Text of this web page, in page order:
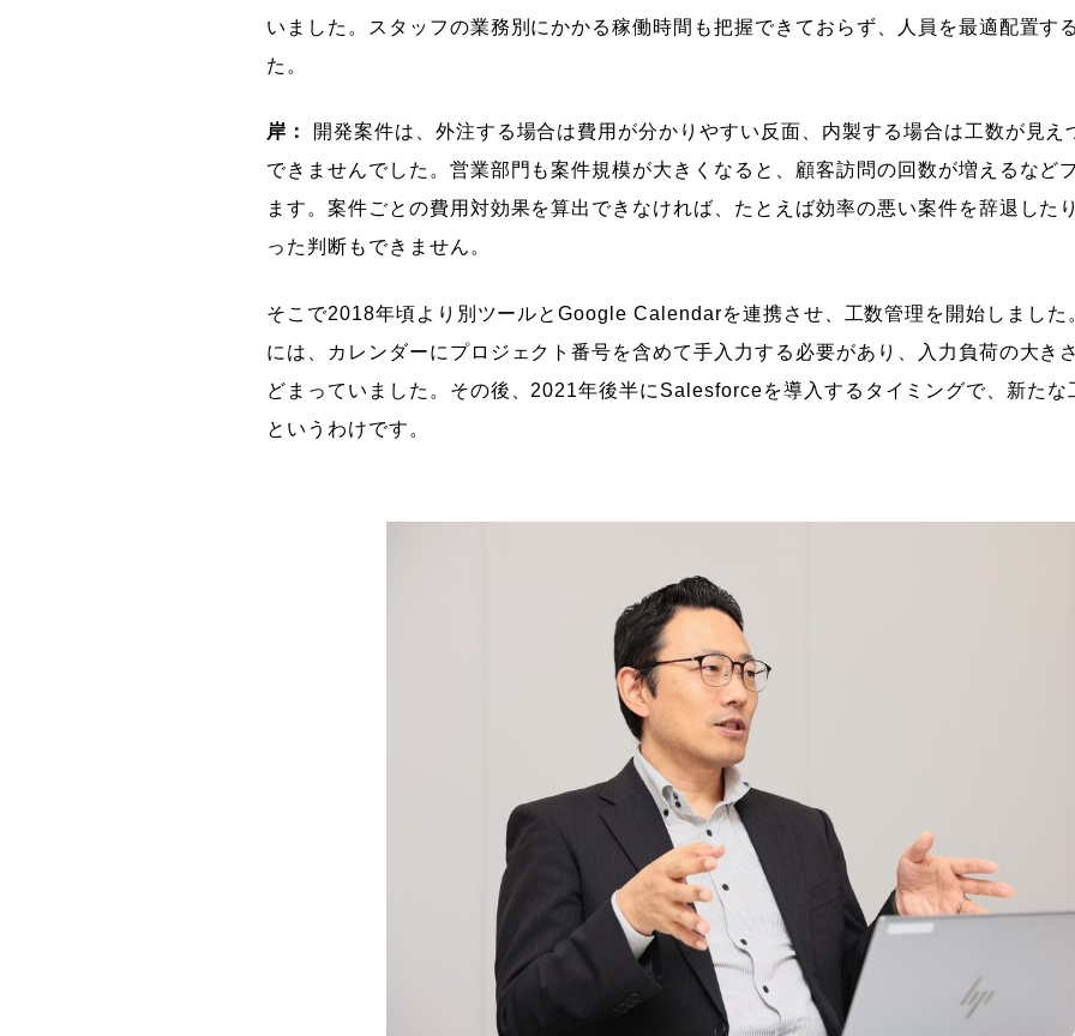
いました。スタッフの業務別にかかる稼働時間も把握できておらず、人員を最適配置す
た。
岸：
開発案件は、外注する場合は費用が分かりやすい反面、内製する場合は工数が見
できませんでした。営業部門も案件規模が大きくなると、顧客訪問の回数が増えるなど
ます。案件ごとの費用対効果を算出できなければ、たとえば効率の悪い案件を辞退した
った判断もできません。
そこで2018年頃より別ツールとGoogle Calendarを連携させ、工数管理を開始しました
には、カレンダーにプロジェクト番号を含めて手入力する必要があり、入力負荷の大き
どまっていました。その後、2021年後半にSalesforceを導入するタイミングで、新た
というわけです。